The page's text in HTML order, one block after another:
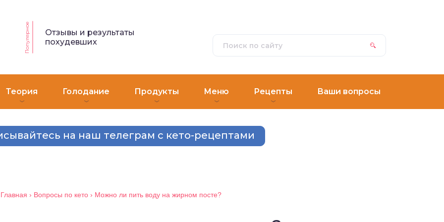
Популярное
Отзывы и результаты
похудевших
Теория Голодание Продукты Меню Рецепты Ваши вопросы
на наш телеграм с кето-рецептами
Главная › Вопросы по кето › Можно ли пить воду на жирном посте?